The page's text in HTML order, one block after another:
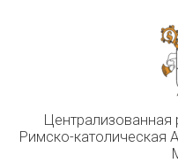
Централизованная
Римско-католическая